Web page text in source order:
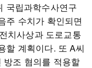
국립과학수사연구
주 수치가 확인되면
치사상과 도로교통
할 계획이다. 또 A씨
방조 혐의를 적용할